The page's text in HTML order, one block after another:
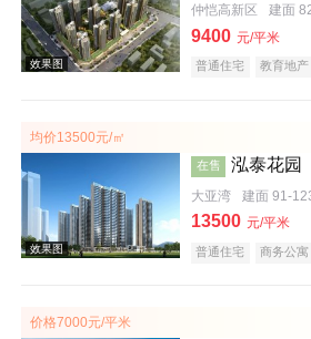
效果图
效果图
仲恺高新区 建面
9400 元/平米
普通住宅 教育地产
均价13500元/㎡
在售 泓泰花园
大亚湾 建面 91-
13500 元/平米
普通住宅 商务公寓
价格7000元/平米